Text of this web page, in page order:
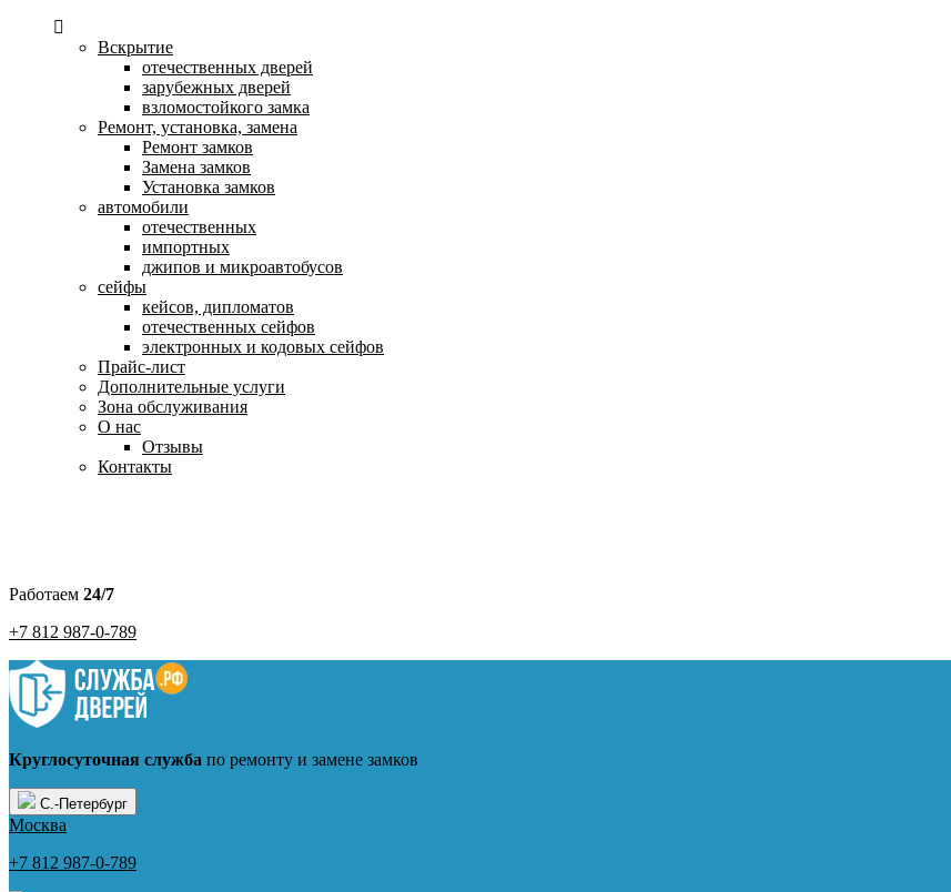
Вскрытие
отечественных дверей
зарубежных дверей
взломостойкого замка
Ремонт, установка, замена
Ремонт замков
Замена замков
Установка замков
автомобили
отечественных
импортных
джипов и микроавтобусов
сейфы
кейсов, дипломатов
отечественных сейфов
электронных и кодовых сейфов
Прайс-лист
Дополнительные услуги
Зона обслуживания
О нас
Отзывы
Контакты
Работаем 24/7
+7 812 987-0-789
Круглосуточная служба по ремонту и замене замков
С.-Петербург
Москва
+7 812 987-0-789